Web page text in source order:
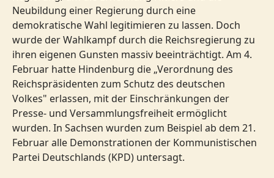
Neubildung einer Regierung durch eine
demokratische Wahl legitimieren zu lassen. Doch
wurde der Wahlkampf durch die Reichsregierung zu
ihren eigenen Gunsten massiv beeinträchtigt. Am 4.
Februar hatte Hindenburg die „Verordnung des
Reichspräsidenten zum Schutz des deutschen
Volkes" erlassen, mit der Einschränkungen der
Presse- und Versammlungsfreiheit ermöglicht
wurden. In Sachsen wurden zum Beispiel ab dem 21.
Februar alle Demonstrationen der Kommunistischen
Partei Deutschlands (KPD) untersagt.